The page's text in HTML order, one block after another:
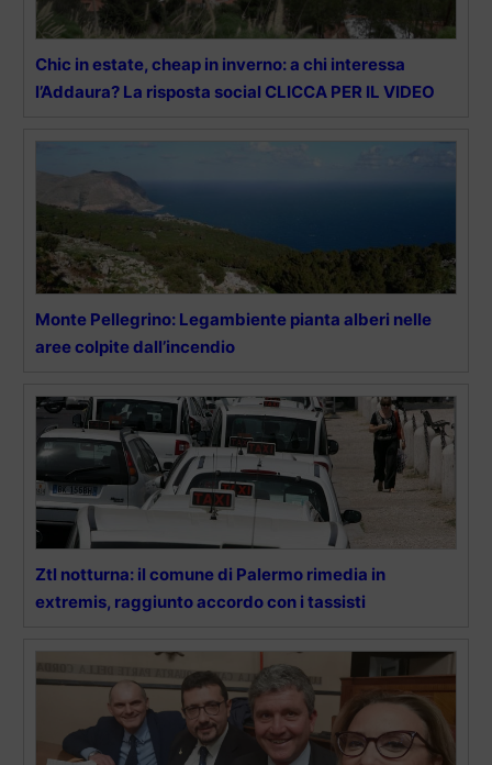
Chic in estate, cheap in inverno: a chi interessa
l’Addaura? La risposta social CLICCA PER IL VIDEO
Monte Pellegrino: Legambiente pianta alberi nelle
aree colpite dall’incendio
Ztl notturna: il comune di Palermo rimedia in
extremis, raggiunto accordo con i tassisti